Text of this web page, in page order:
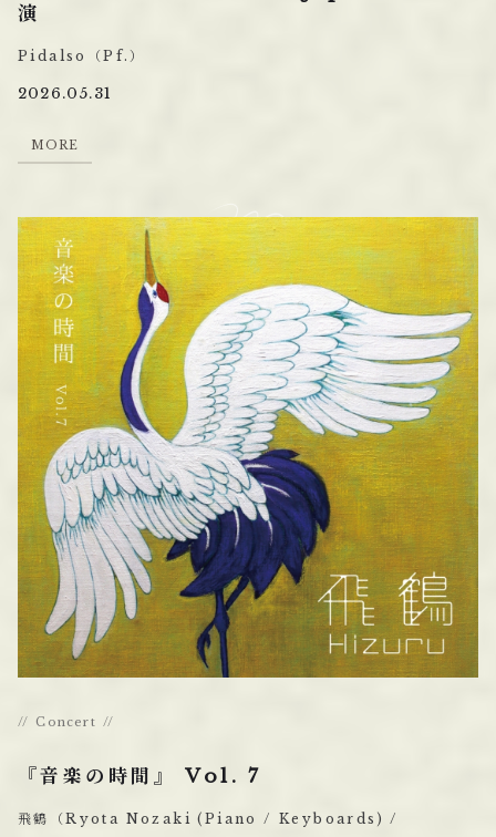
演
Pidalso（Pf.）
2026.05.31
MORE
MORE
Concert
『音楽の時間』 Vol. 7
飛鶴（Ryota Nozaki (Piano / Keyboards) /